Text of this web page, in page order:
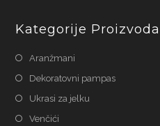
Kategorije Proizvoda
Aranžmani
Dekoratovni pampas
Ukrasi za jelku
Venčići